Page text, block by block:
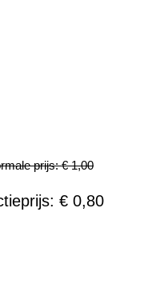
prijs: € 1,00
€ 0,80